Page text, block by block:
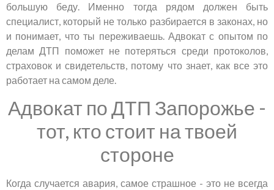
большую беду. Именно тогда рядом должен быть
специалист, который не только разбирается в законах, но
и понимает, что ты переживаешь. Адвокат с опытом по
делам ДТП поможет не потеряться среди протоколов,
страховок и свидетельств, потому что знает, как все это
работает на самом деле.
Адвокат по ДТП Запорожье -
тот, кто стоит на твоей
стороне
Когда случается авария, самое страшное - это не всегда